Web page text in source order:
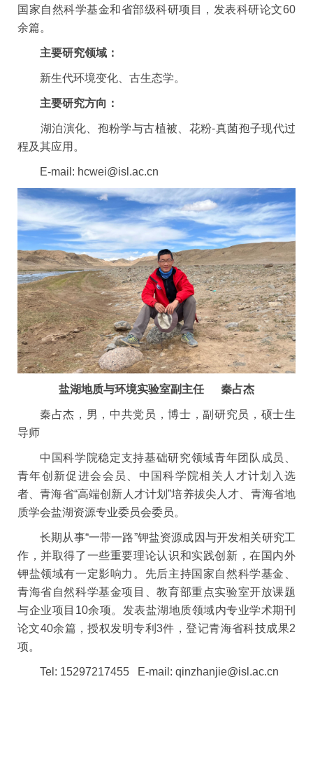
国家自然科学基金和省部级科研项目，发表科研论文60
余篇。
主要研究领域：
新生代环境变化、古生态学。
主要研究方向：
湖泊演化、孢粉学与古植被、花粉-真菌孢子现代过
程及其应用。
E-mail: hcwei@isl.ac.cn
盐湖地质与环境实验室副主任 秦占杰
秦占杰，男，中共党员，博士，副研究员，硕士生
导师
中国科学院稳定支持基础研究领域青年团队成员、
青年创新促进会会员、中国科学院相关人才计划入选
者、青海省“高端创新人才计划”培养拔尖人才、青海省地
质学会盐湖资源专业委员会委员。
长期从事“一带一路”钾盐资源成因与开发相关研究工
作，并取得了一些重要理论认识和实践创新，在国内外
钾盐领域有一定影响力。先后主持国家自然科学基金、
青海省自然科学基金项目、教育部重点实验室开放课题
与企业项目10余项。发表盐湖地质领域内专业学术期刊
论文40余篇，授权发明专利3件，登记青海省科技成果2
项。
Tel: 15297217455 E-mail: qinzhanjie@isl.ac.cn